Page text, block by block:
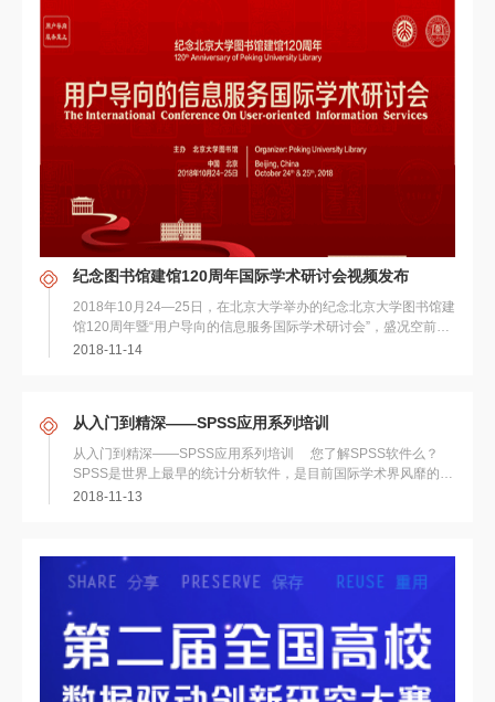
纪念图书馆建馆120周年国际学术研讨会视频发布
2018年10月24—25日，在北京大学举办的纪念北京大学图书馆建
馆120周年暨“用户导向的信息服务国际学术研讨会”，盛况空前，
影响深远，吸引了众多来自国...
2018-11-14
从入门到精深——SPSS应用系列培训
从入门到精深——SPSS应用系列培训 您了解SPSS软件么？
SPSS是世界上最早的统计分析软件，是目前国际学术界风靡的研
究工具，具有强大的数据分析功能...
2018-11-13